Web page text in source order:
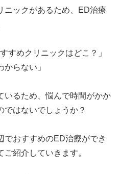
ニックがあるため、ED治療
すめクリニックはどこ？」
からない」
いるため、悩んで時間がかか
ではないでしょうか？
でおすすめのED治療ができ
紹介していきます。